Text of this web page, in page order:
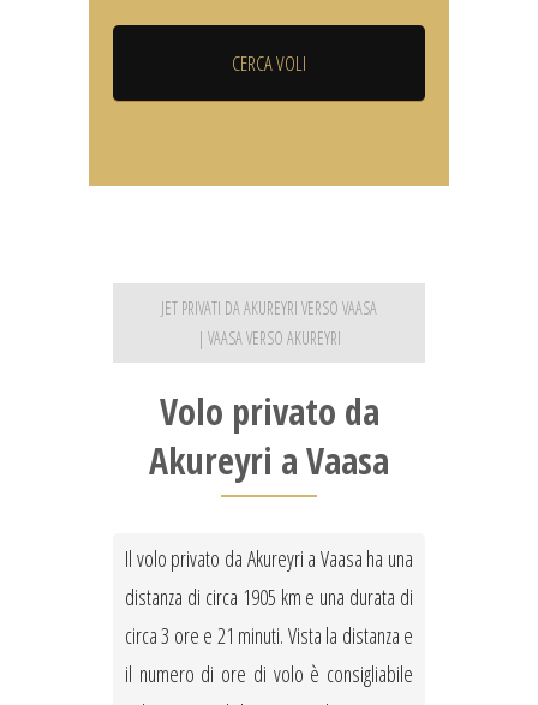
JET PRIVATI DA AKUREYRI VERSO VAASA
| VAASA VERSO AKUREYRI
Volo privato da
Akureyri a Vaasa
Il volo privato da Akureyri a Vaasa ha una
distanza di circa 1905 km e una durata di
circa 3 ore e 21 minuti. Vista la distanza e
il numero di ore di volo è consigliabile